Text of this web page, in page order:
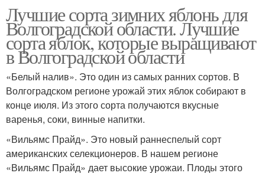
Лучшие сорта зимних яблонь для
Волгоградской области. Лучшие
сорта яблок, которые выращивают
в Волгоградской области
«Белый налив». Это один из самых ранних сортов. В
Волгоградском регионе урожай этих яблок собирают в
конце июля. Из этого сорта получаются вкусные
варенья, соки, винные напитки.
«Вильямс Прайд». Это новый раннеспелый сорт
американских селекционеров. В нашем регионе
«Вильямс Прайд» дает высокие урожаи. Плоды этого